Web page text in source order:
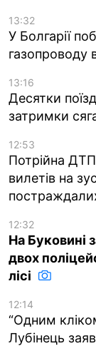
13:32
У Болгарії
газопроводу
13:16
Десятки
затримки
12:53
Потрійна
вилетів на
12:32
На Буковині
двох
лісі
12:14
“Одним
Лубінець